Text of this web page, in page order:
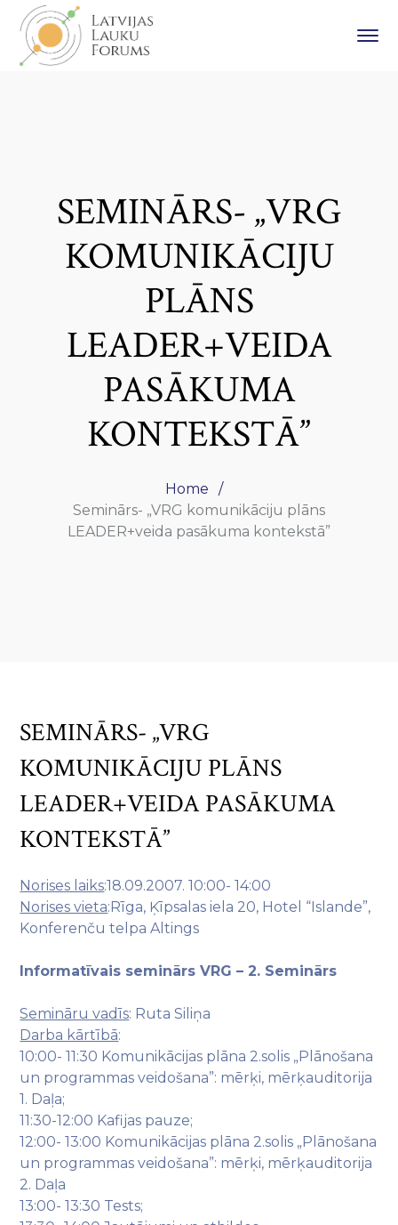
SEMINĀRS- „VRG
KOMUNIKĀCIJU
PLĀNS
LEADER+VEIDA
PASĀKUMA
KONTEKSTĀ”
Home
Seminārs- „VRG komunikāciju plāns
LEADER+veida pasākuma kontekstā”
SEMINĀRS- „VRG
KOMUNIKĀCIJU PLĀNS
LEADER+VEIDA PASĀKUMA
KONTEKSTĀ”
Norises laiks:18.09.2007. 10:00- 14:00
Norises vieta:Rīga, Ķīpsalas iela 20, Hotel “Islande”,
Konferenču telpa Altings
Informatīvais seminārs VRG – 2. Seminārs
Semināru vadīs: Ruta Siliņa
Darba kārtībā:
10:00- 11:30 Komunikācijas plāna 2.solis „Plānošana
un programmas veidošana”: mērķi, mērķauditorija
1. Daļa;
11:30-12:00 Kafijas pauze;
12:00- 13:00 Komunikācijas plāna 2.solis „Plānošana
un programmas veidošana”: mērķi, mērķauditorija
2. Daļa
13:00- 13:30 Tests;